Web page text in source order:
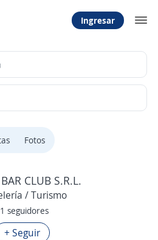
Ingresar
Fotos
CLUB S.R.L.
/ Turismo
seguidores
+ Seguir